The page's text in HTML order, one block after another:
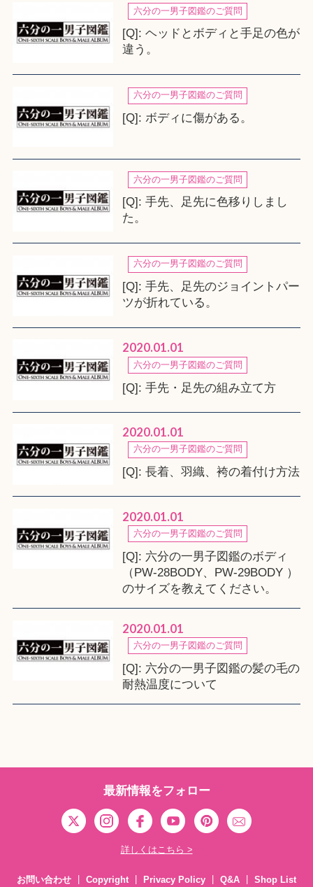
六分の一男子図鑑のご質問
[Q]: ヘッドとボディと手足の色が
違う。
六分の一男子図鑑のご質問
[Q]: ボディに傷がある。
六分の一男子図鑑のご質問
[Q]: 手先、足先に色移りしまし
た。
六分の一男子図鑑のご質問
[Q]: 手先、足先のジョイントパー
ツが折れている。
2020.01.01
六分の一男子図鑑のご質問
[Q]: 手先・足先の組み立て方
2020.01.01
六分の一男子図鑑のご質問
[Q]: 長着、羽織、袴の着付け方法
2020.01.01
六分の一男子図鑑のご質問
[Q]: 六分の一男子図鑑のボディ
（PW-28BODY、PW-29BODY ）
のサイズを教えてください。
2020.01.01
六分の一男子図鑑のご質問
[Q]: 六分の一男子図鑑の髪の毛の
耐熱温度について
最新情報をフォロー
詳しくはこちら >
お問い合わせ Copyright Privacy Policy Q&A Shop List